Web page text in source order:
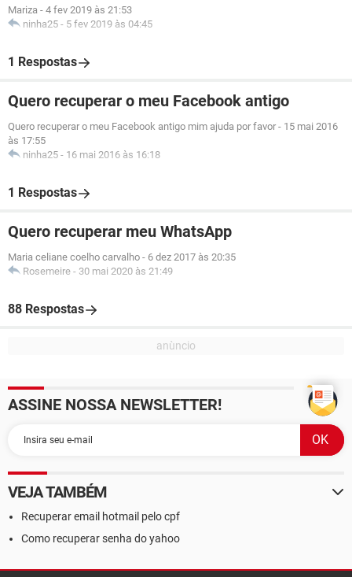
Mariza - 4 fev 2019 às 21:53
ninha25 - 5 fev 2019 às 04:45
1 Respostas
Quero recuperar o meu Facebook antigo
Quero recuperar o meu Facebook antigo mim ajuda por favor - 15 mai 2016
às 17:55
ninha25 - 16 mai 2016 às 16:18
1 Respostas
Quero recuperar meu WhatsApp
Maria celiane coelho carvalho - 6 dez 2017 às 20:35
Rosemeire - 30 mai 2020 às 21:49
88 Respostas
ASSINE NOSSA NEWSLETTER!
VEJA TAMBÉM
Recuperar email hotmail pelo cpf
Como recuperar senha do yahoo